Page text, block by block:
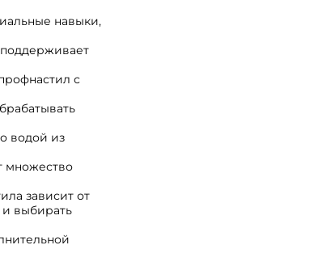
навыки,
с
водой из
множество
зависит от
выбирать